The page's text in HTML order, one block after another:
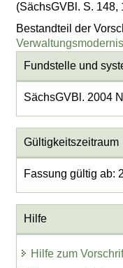
(SächsGVBl. S. 148,
Bestandteil der
Fundstelle und
SächsGVBl. 2004
Gültigkeitszeitraum
Fassung gültig ab:
Hilfe
Hilfe zum